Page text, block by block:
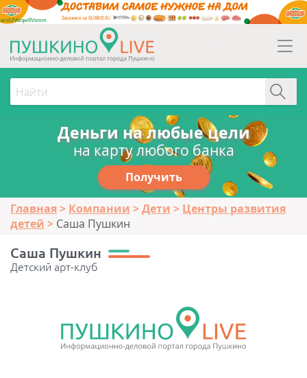
erid:2Vtzqw6Vsmm
Деньги на любые цели
на карту любого банка
Получить
Главная Компании Дети
Центры развития
детей
Саша Пушкин
Саша Пушкин
Детский арт-клуб